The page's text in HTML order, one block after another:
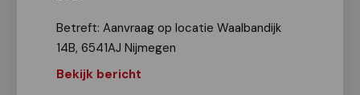
Betreft: Aanvraag op locatie Waalbandijk
14B, 6541AJ Nijmegen
Bekijk bericht